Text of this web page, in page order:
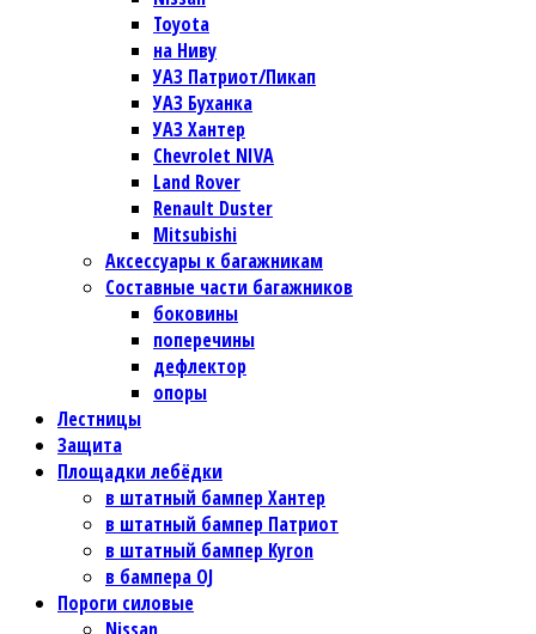
Toyota
на Ниву
УАЗ Патриот/Пикап
УАЗ Буханка
УАЗ Хантер
Chevrolet NIVA
Land Rover
Renault Duster
Mitsubishi
Аксессуары к багажникам
Составные части багажников
боковины
поперечины
дефлектор
опоры
Лестницы
Защита
Площадки лебёдки
в штатный бампер Хантер
в штатный бампер Патриот
в штатный бампер Kyron
в бампера OJ
Пороги силовые